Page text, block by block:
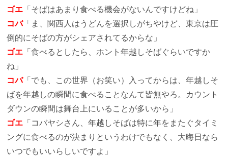
ゴエ 「そばはあまり食べる機会がないんですけどね」
コバ「ま、関西人はうどんを選択しがちやけど、東京は圧
倒的にそばの方がシェアされてるからな」
ゴエ 「食べるとしたら、ホント年越しそばぐらいですか
ね」
コバ「でも、この世界（お笑い）入ってからは、年越しそ
ばを年越しの瞬間に食べることなんて皆無やろ。カウント
ダウンの瞬間は舞台上にいることが多いから」
ゴエ 「コバヤシさん、年越しそばは特に年をまたぐタイミ
ングに食べるのが決まりというわけでもなく、大晦日なら
いつでもいいらしいですよ」